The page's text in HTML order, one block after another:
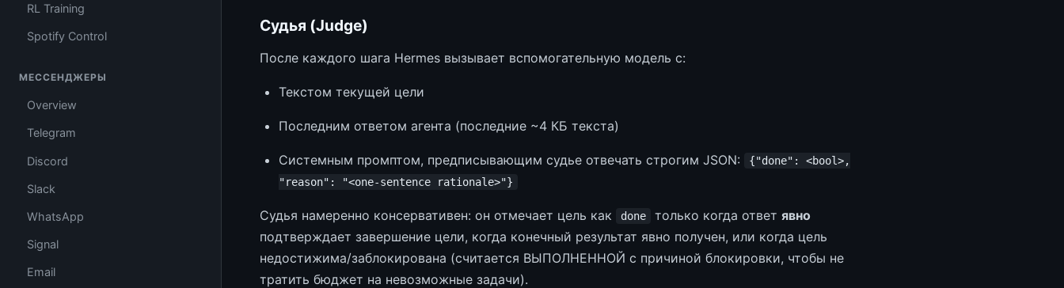
RL Training
Spotify Control
МЕССЕНДЖЕРЫ
Overview
Telegram
Discord
Slack
WhatsApp
Signal
Email
Судья (Judge)
После каждого шага Hermes вызывает вспомогательную модель с:
Текстом текущей цели
Последним ответом агента (последние ~4 КБ текста)
Системным промптом, предписывающим судье отвечать строгим JSON:
{"done": <bool>,
"reason": "<one-sentence rationale>"}
Судья намеренно консервативен: он отмечает цель как done только когда ответ явно
подтверждает завершение цели, когда конечный результат явно получен, или когда цель
недостижима/заблокирована (считается ВЫПОЛНЕННОЙ с причиной блокировки, чтобы не
тратить бюджет на невозможные задачи).